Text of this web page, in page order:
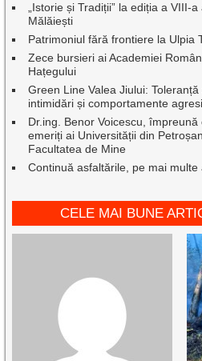
„Istorie și Tradiții” la ediția a VIII-
Mălăiești
Patrimoniul fără frontiere la Ulpia
Zece bursieri ai Academiei
Hațegului
Green Line Valea Jiului:
intimidări și comportamente
Dr.ing. Benor Voicescu,
emeriți ai Universității din
Facultatea de Mine
Continuă asfaltările, pe mai
CELE MAI BUNE